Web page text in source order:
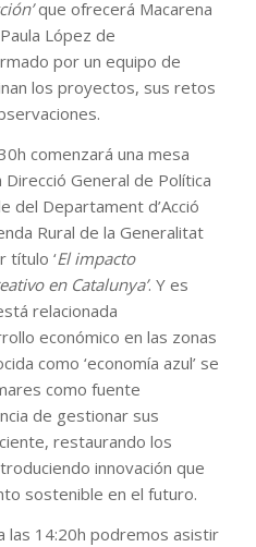
que ofrecerá Macarena
López de
por un equipo de
los proyectos, sus retos
comenzará una mesa
General de Política
del Departament d’Acció
Rural de la Generalitat
título ‘El impacto
en Catalunya’. Y es
relacionada
económico en las zonas
como ‘economía azul’ se
como fuente
de gestionar sus
restaurando los
innovación que
sostenible en el futuro.
las 14:20h podremos asistir